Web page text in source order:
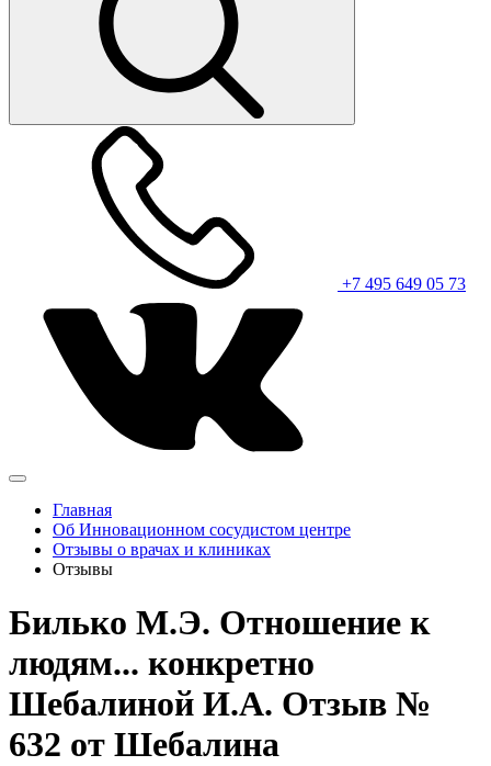
+7 495 649 05 73
Главная
Об Инновационном сосудистом центре
Отзывы о врачах и клиниках
Отзывы
Билько М.Э. Отношение к
людям... конкретно
Шебалиной И.А. Отзыв №
632 от Шебалина